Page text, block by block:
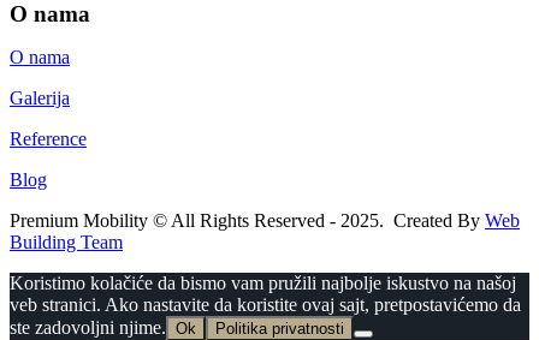
O nama
O nama
Galerija
Reference
Blog
Premium Mobility © All Rights Reserved - 2025. Created By Web
Building Team
Koristimo kolačiće da bismo vam pružili najbolje iskustvo na našoj
veb stranici. Ako nastavite da koristite ovaj sajt, pretpostavićemo da
ste zadovoljni njime. Ok Politika privatnosti